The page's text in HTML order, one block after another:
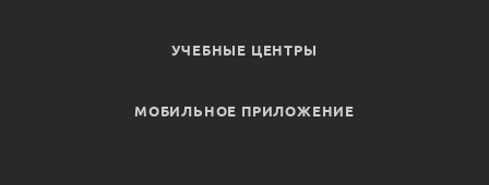
УЧЕБНЫЕ ЦЕНТРЫ
МОБИЛЬНОЕ ПРИЛОЖЕНИЕ